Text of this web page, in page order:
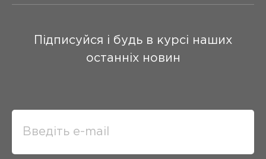
Підписуйся і будь в курсі наших
останніх новин